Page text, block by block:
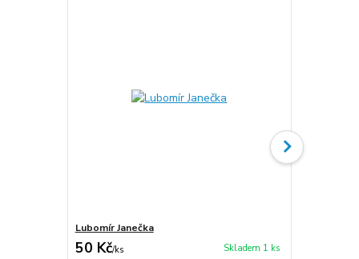
Lubomír Janečka
50 Kč/ks Skladem 1 ks